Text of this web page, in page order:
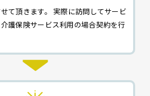
て頂きます。 実際に訪問してサービ
護保険サービス利用の場合契約を行